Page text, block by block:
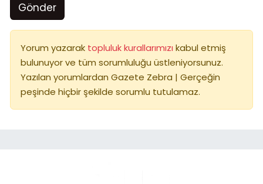
Gönder
Yorum yazarak topluluk kurallarımızı kabul etmiş
bulunuyor ve tüm sorumluluğu üstleniyorsunuz.
Yazılan yorumlardan Gazete Zebra | Gerçeğin
peşinde hiçbir şekilde sorumlu tutulamaz.